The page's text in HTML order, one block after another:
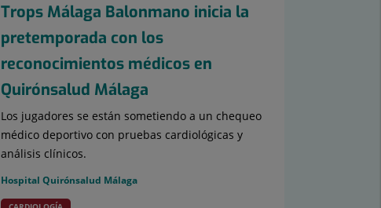
Trops Málaga Balonmano inicia la
pretemporada con los
reconocimientos médicos en
Quirónsalud Málaga
Los jugadores se están sometiendo a un chequeo
médico deportivo con pruebas cardiológicas y
análisis clínicos.
Hospital Quirónsalud Málaga